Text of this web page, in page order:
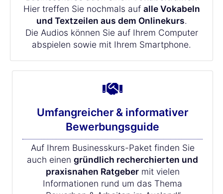
Hier treffen Sie nochmals auf alle Vokabeln
und Textzeilen aus dem Onlinekurs.
Die Audios können Sie auf Ihrem Computer
abspielen sowie mit Ihrem Smartphone.
Umfangreicher & informativer
Bewerbungsguide
Auf Ihrem Businesskurs-Paket finden Sie
auch einen gründlich recherchierten und
praxisnahen Ratgebermit vielen
Informationen rund um das Thema